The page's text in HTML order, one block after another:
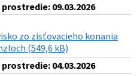
09.03.2026
zo zisťovacieho konania
(549,6 kB)
04.03.2026